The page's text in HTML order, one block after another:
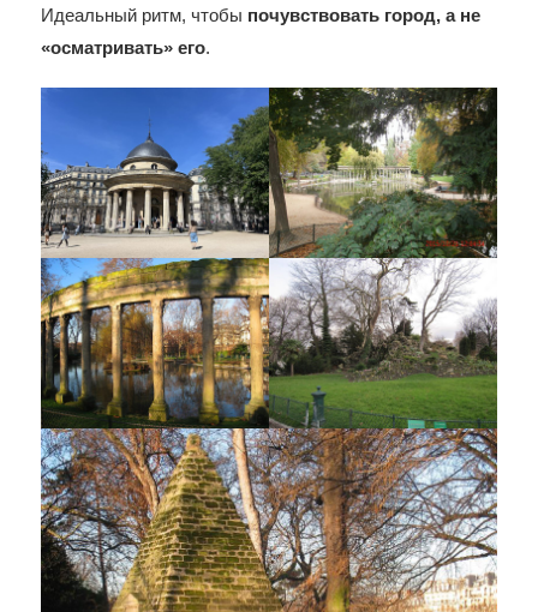
Идеальный ритм, чтобы почувствовать город, а не
«осматривать» его.